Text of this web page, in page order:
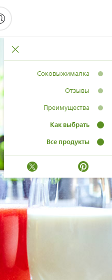
Соковыжималка
Отзывы
Преимущества
Как выбрать
Все продукты